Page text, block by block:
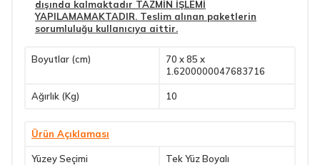
dışında kalmaktadır TAZMİN İŞLEMİ
YAPILAMAMAKTADIR. Teslim alınan paketlerin
sorumluluğu kullanıcıya aittir.
Boyutlar (cm)
70 x 85 x
1.6200000047683716
Ağırlık (Kg) 10
Ürün Açıklaması
Yüzey Seçimi Tek Yüz Boyalı